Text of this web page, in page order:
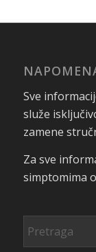
Sve
služe
zamene
Za sve
simptomima